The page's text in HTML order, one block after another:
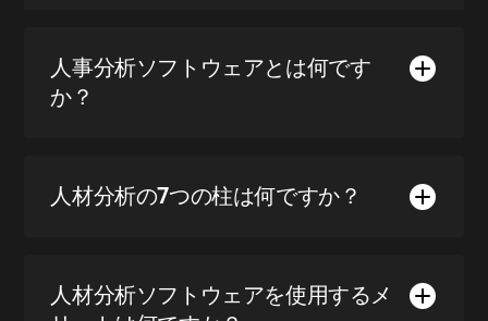
人事分析ソフトウェアとは何です
か？
人材分析の7つの柱は何ですか？
人材分析ソフトウェアを使用するメ